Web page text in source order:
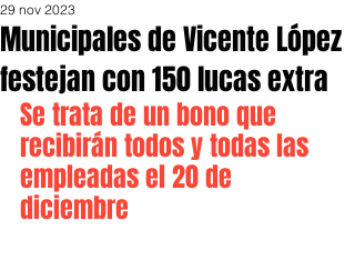
Municipales de Vicente López
festejan con 150 lucas extra
29 nov 2023
Se trata de un bono que
recibirán todos y todas las
empleadas el 20 de
diciembre